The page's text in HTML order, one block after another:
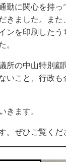
に関心を持
ました。ま
を印刷した
の中山特別
こと、行政
ます。
す。ぜひご覧く